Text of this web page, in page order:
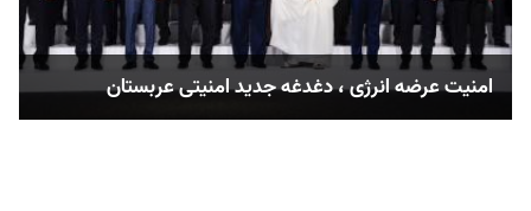
امنیت عرضه انرژی ، دغدغه جدید امنیتی عربستان